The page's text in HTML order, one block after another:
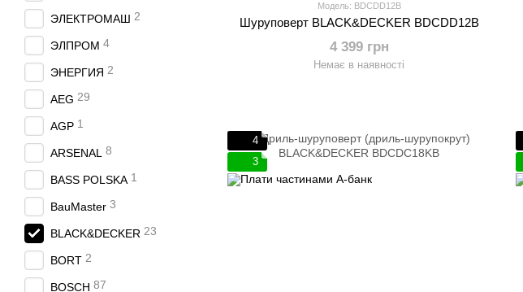
Модель: BDCDD12B
Шуруповерт BLACK&DECKER BDCDD12B
4 399 грн
Немає в наявності
4
3
ЭЛЕКТРОМАШ 2
ЭЛПРОМ 4
ЭНЕРГИЯ 2
AEG 29
AGP 1
ARSENAL 8
BASS POLSKA 1
BauMaster 3
BLACK&DECKER 23
BORT 2
BOSCH 87